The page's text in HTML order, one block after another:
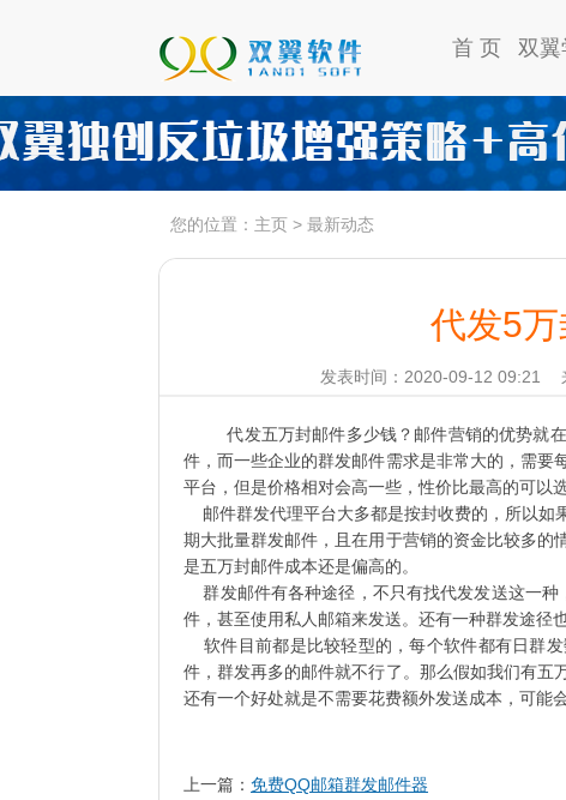
首 页 双翼
您的位置： 主页 > 最新动态
代发5
发表时间：2020-09-12 09:21
代发五万封邮件多少钱？邮件营销的优势就
件，而一些企业的群发邮件需求是非常大的，需要
平台，但是价格相对会高一些，性价比最高的可以
邮件群发代理平台大多都是按封收费的，所以如
期大批量群发邮件，且在用于营销的资金比较多的
是五万封邮件成本还是偏高的。
群发邮件有各种途径，不只有找代发发送这一种
件，甚至使用私人邮箱来发送。还有一种群发途径
软件目前都是比较轻型的，每个软件都有日群
件，群发再多的邮件就不行了。那么假如我们有五
还有一个好处就是不需要花费额外发送成本，可能
上一篇： 免费QQ邮箱群发邮件器